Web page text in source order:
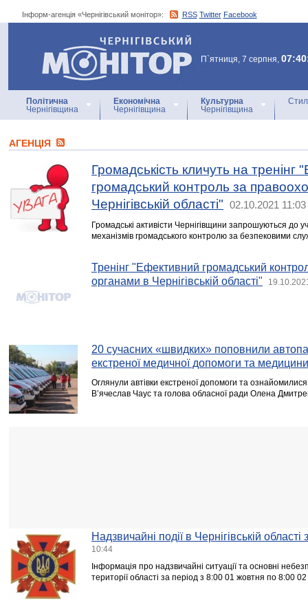
Інформ-агенція «Чернігівський монітор»: RSS Twitter Facebook
Інформ-агенція
«Чернігівський монітор»
П`ятниця, 7 серпня,
Політична
Чернігівщина
Економічна
Чернігівщина
Культурна
Чернігівщина
АГЕНЦIЯ
Громадськість кличуть на тренінг
громадський контроль за
Чернігівській області"
02.10.2021 11:03
Громадські активісти Чернігівщини запрошуються до
механізмів громадського контролю за безпековими
Тренінг "Ефективний громадський
органами в Чернігівській області"
20 сучасних «швидких» поповнили
екстреної медичної допомоги та
Оглянули автівки екстреної допомоги та
В’ячеслав Чаус та голова обласної ради Олена
Надзвичайні події в Чернігівській
10:44
Інформація про надзвичайні ситуації та основні
території області за період з 8:00 01 жовтня по 8:00